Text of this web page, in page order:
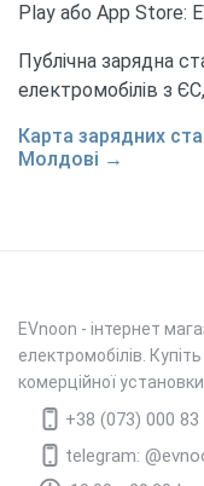
Play або App Store:
Публічна зарядна
електромобілів з
Карта зарядних
Молдові →
EVnoon - інтернет
електромобілів.
комерційної установки.
+38 (073) 000 83
telegram: